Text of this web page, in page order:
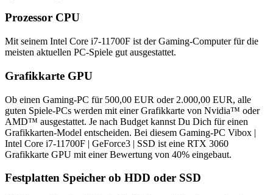
Prozessor CPU
Mit seinem Intel Core i7-11700F ist der Gaming-Computer für die
meisten aktuellen PC-Spiele gut ausgestattet.
Grafikkarte GPU
Ob einen Gaming-PC für 500,00 EUR oder 2.000,00 EUR, alle
guten Spiele-PCs werden mit einer Grafikkarte von Nvidia™ oder
AMD™ ausgestattet. Je nach Budget kannst Du Dich für einen
Grafikkarten-Model entscheiden. Bei diesem Gaming-PC Vibox |
Intel Core i7-11700F | GeForce3 | SSD ist eine ‎RTX 3060
Grafikkarte GPU mit einer Bewertung von 40% eingebaut.
Festplatten Speicher ob HDD oder SSD